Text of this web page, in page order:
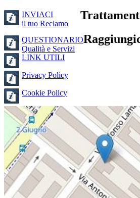
INVIACI
il tuo Reclamo
QUESTIONARIO
Qualità e Servizi
LINK UTILI
Privacy Policy
Cookie Policy